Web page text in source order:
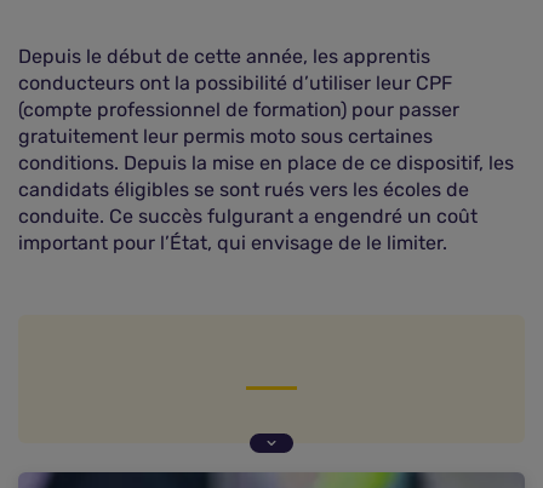
Depuis le début de cette année, les apprentis
conducteurs ont la possibilité d’utiliser leur CPF
(compte professionnel de formation) pour passer
gratuitement leur permis moto sous certaines
conditions. Depuis la mise en place de ce dispositif, les
candidats éligibles se sont rués vers les écoles de
conduite. Ce succès fulgurant a engendré un coût
important pour l’État, qui envisage de le limiter.
Une participation de 100 euros